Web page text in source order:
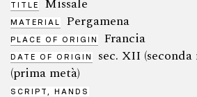
TITLE Missale
MATERIAL Pergamena
PLACE OF ORIGIN Francia
DATE OF ORIGIN
sec. XII
(prima metà)
SCRIPT, HANDS